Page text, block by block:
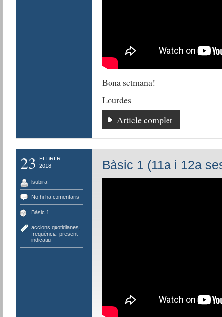
Bona setmana!
Lourdes
Article complet
23
FEBRER
2018
lsubira
No hi ha comentaris
Bàsic 1
accions quotidianes
freqüència, present
indicatiu
Bàsic 1 (11a i 12a